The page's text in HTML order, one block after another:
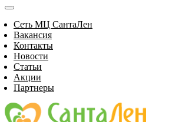
Сеть МЦ СантаЛен
Вакансия
Контакты
Новости
Статьи
Акции
Партнеры